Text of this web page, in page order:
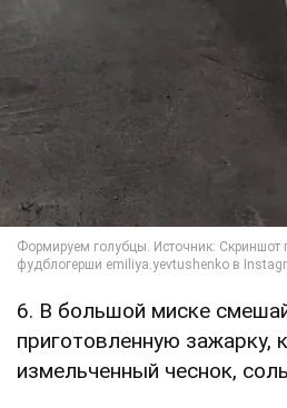
6. В большой миске
приготовленную зажарку,
измельченный чеснок,